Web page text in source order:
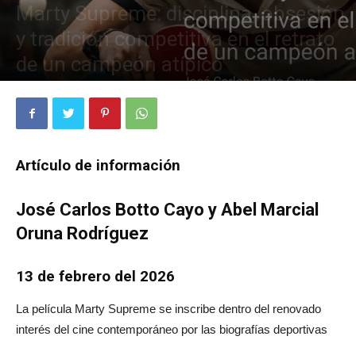
Marty Supreme: disciplina, obsesión
y tradición competitiva en el retrato
de un campeón atípico
Artículo de información
José Carlos Botto Cayo y Abel Marcial
Oruna Rodríguez
13 de febrero del 2026
La película Marty Supreme se inscribe dentro del renovado
interés del cine contemporáneo por las biografías deportivas